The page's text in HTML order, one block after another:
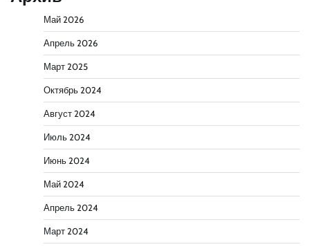
Май 2026
Апрель 2026
Март 2025
Октябрь 2024
Август 2024
Июль 2024
Июнь 2024
Май 2024
Апрель 2024
Март 2024